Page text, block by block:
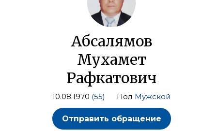
Абсалямов
Мухамет
Рафкатович
10.08.1970 (55) Пол Мужской
Отправить обращение